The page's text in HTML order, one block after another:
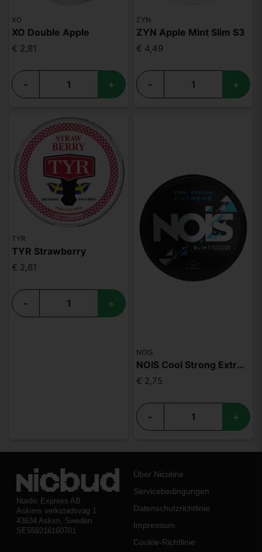
XO
XO Double Apple
€ 2,81
- +
ZYN
ZYN Apple Mint Slim S3
€ 4,49
- +
TYR
TYR Strawberry
€ 2,61
- +
NOIS
NOIS Cool Strong Extreme 50mg
€ 2,75
- +
Nordic Express AB
Askims verkstadsväg 1
43634 Askim, Sweden
SE559216160701
Über Nicotine
Servicebedingungen
Datenschutzrichtlinie
Impressum
Cookie-Richtlinie